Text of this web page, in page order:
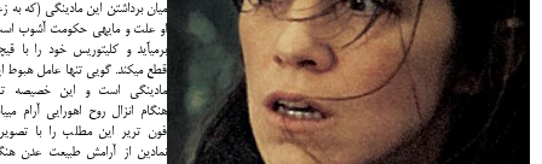
میان برداشتن این مادینگی (که به
او علت و مایه‏ی حکومت آشوب
برمی‏آید و کلیتوریس خود را با
قطع می‏کند. گویی تنها عامل هبوط
مادینگی است و این خصیصه
هنگام انزال روح اهورایی آرام
فون تریر این مطلب را با
نمادین از آرامش طبیعت عدن